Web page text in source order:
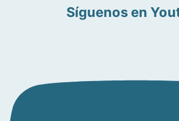
Síguenos en